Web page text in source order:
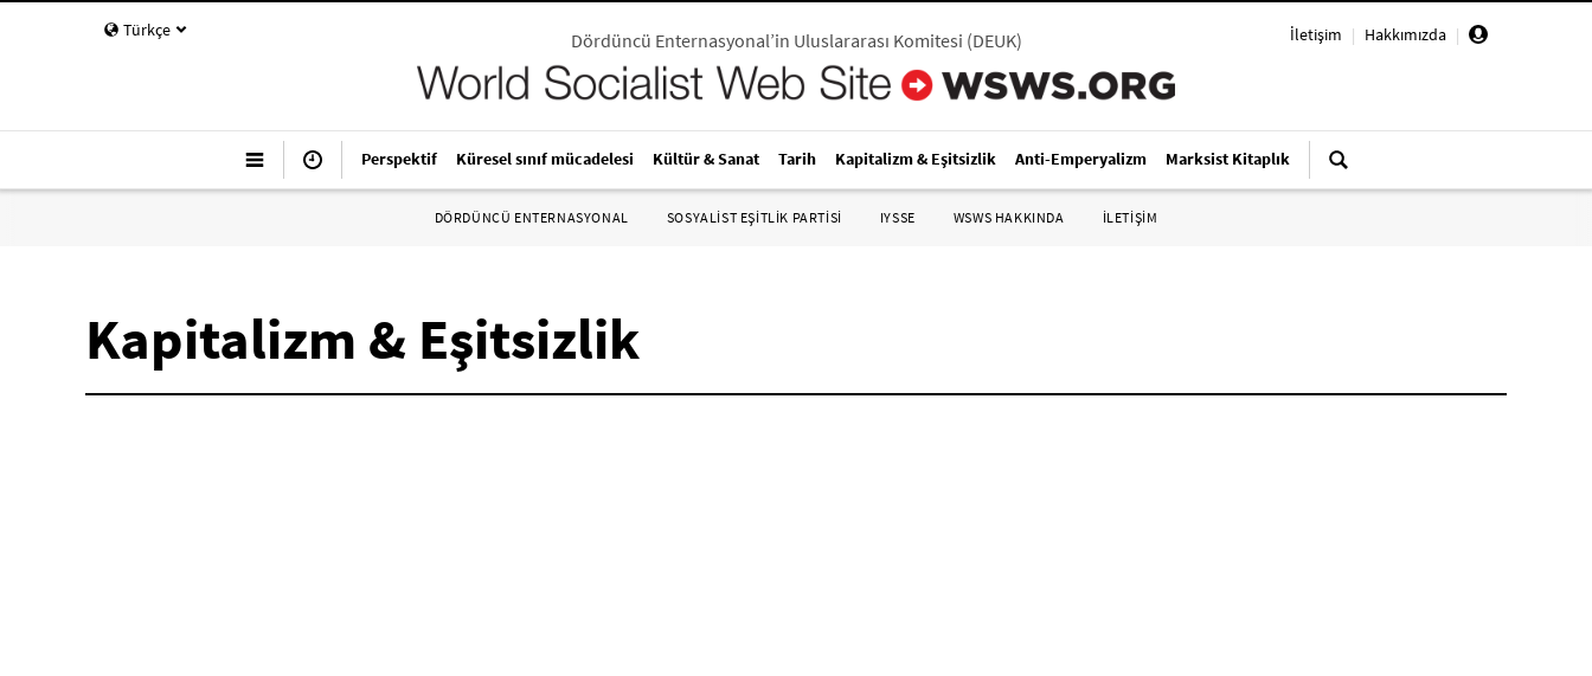
Türkçe İletişim | Hakkımızda |
Dördüncü Enternasyonal’in Uluslararası Komitesi (DEUK)
Perspektif Küresel sınıf mücadelesi Kültür & Sanat Tarih Kapitalizm & Eşitsizlik Anti-Emperyalizm Marksist Kitaplık
DÖRDÜNCÜ ENTERNASYONAL SOSYALIST EŞITLIK PARTISI IYSSE WSWS HAKKINDA İLETİŞİM
Kapitalizm & Eşitsizlik